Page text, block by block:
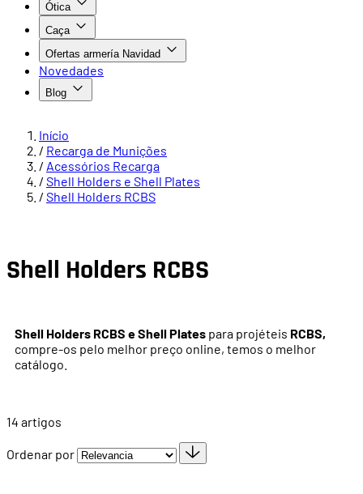
Ótica
Caça
Ofertas armería Navidad
Novedades
Blog
Início
/ Recarga de Munições
/ Acessórios Recarga
/ Shell Holders e Shell Plates
/ Shell Holders RCBS
Shell Holders RCBS
Shell Holders RCBS e Shell Plates para projéteis RCBS,
compre-os pelo melhor preço online, temos o melhor
catálogo.
14 artigos
Ordenar por